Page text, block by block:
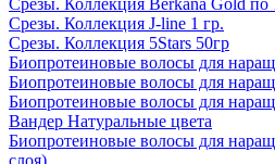
Срезы. Коллекция Berkana Gold по
Срезы. Коллекция J-line 1 гр.
Срезы. Коллекция 5Stars 50гр
Биопротеиновые волосы для
Биопротеиновые волосы для
Биопротеиновые волосы для
Вандер Натуральные цвета
Биопротеиновые волосы для
слоя)